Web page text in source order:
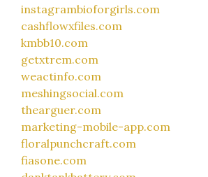
instagrambioforgirls.com
cashflowxfiles.com
kmbb10.com
getxtrem.com
weactinfo.com
meshingsocial.com
thearguer.com
marketing-mobile-app.com
floralpunchcraft.com
fiasone.com